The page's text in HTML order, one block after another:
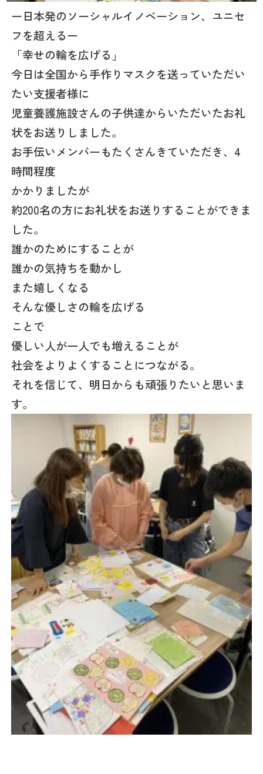
ー日本発のソーシャルイノベーション、ユニセ
フを超えるー
「幸せの輪を広げる」
今日は全国から手作りマスクを送っていただい
たい支援者様に
児童養護施設さんの子供達からいただいたお礼
状をお送りしました。
お手伝いメンバーもたくさんきていただき、4
時間程度
かかりましたが
約200名の方にお礼状をお送りすることができま
した。
誰かのためにすることが
誰かの気持ちを動かし
また嬉しくなる
そんな優しさの輪を広げる
ことで
優しい人が一人でも増えることが
社会をよりよくすることにつながる。
それを信じて、明日からも頑張りたいと思いま
す。